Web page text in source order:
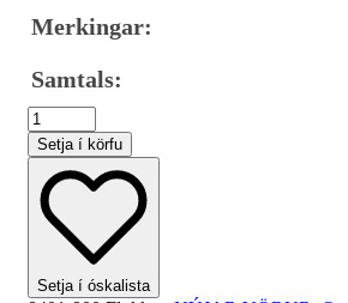
Merkingar:
Samtals:
Setja í körfu
Setja í óskalista